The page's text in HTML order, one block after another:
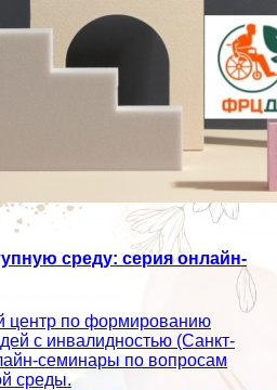
среду: серия онлайн-
центр по формированию
с инвалидностью (Санкт-
семинары по вопросам
среды.